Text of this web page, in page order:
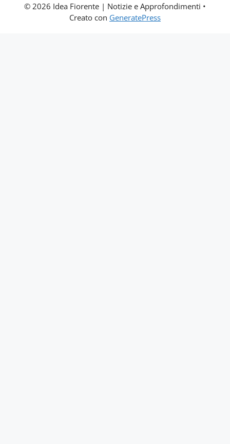
© 2026 Idea Fiorente | Notizie e Approfondimenti •
Creato con GeneratePress